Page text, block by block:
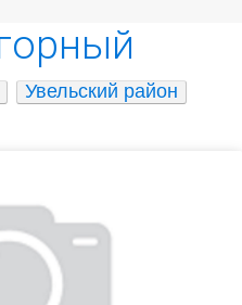
Увельский район